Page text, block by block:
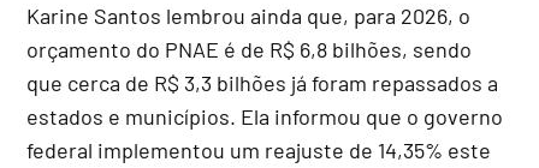
Karine Santos lembrou ainda que, para 2026, o
orçamento do PNAE é de R$ 6,8 bilhões, sendo
que cerca de R$ 3,3 bilhões já foram repassados a
estados e municípios. Ela informou que o governo
federal implementou um reajuste de 14,35% este